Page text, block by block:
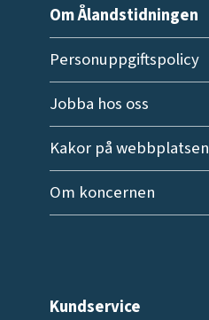
Om Ålandstidningen
Personuppgiftspolicy
Jobba hos oss
Kakor på webbplatsen
Om koncernen
Kundservice